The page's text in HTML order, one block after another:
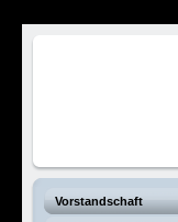
Vorstandschaft